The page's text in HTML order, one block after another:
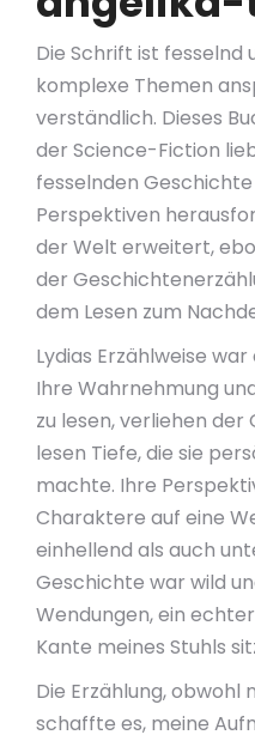
Die Schrift ist fesselnd
komplexe Themen
verständlich. Dieses
der Science-Fiction
fesselnden
Perspektiven
der Welt erweitert,
der
dem Lesen zum
Lydias Erzählweise
Ihre Wahrnehmung
zu lesen, verliehen
lesen Tiefe, die sie
machte. Ihre
Charaktere auf eine
einhellend als auch
Geschichte war wild
Wendungen, ein
Kante meines Stuhls
Die Erzählung,
schaffte es, meine